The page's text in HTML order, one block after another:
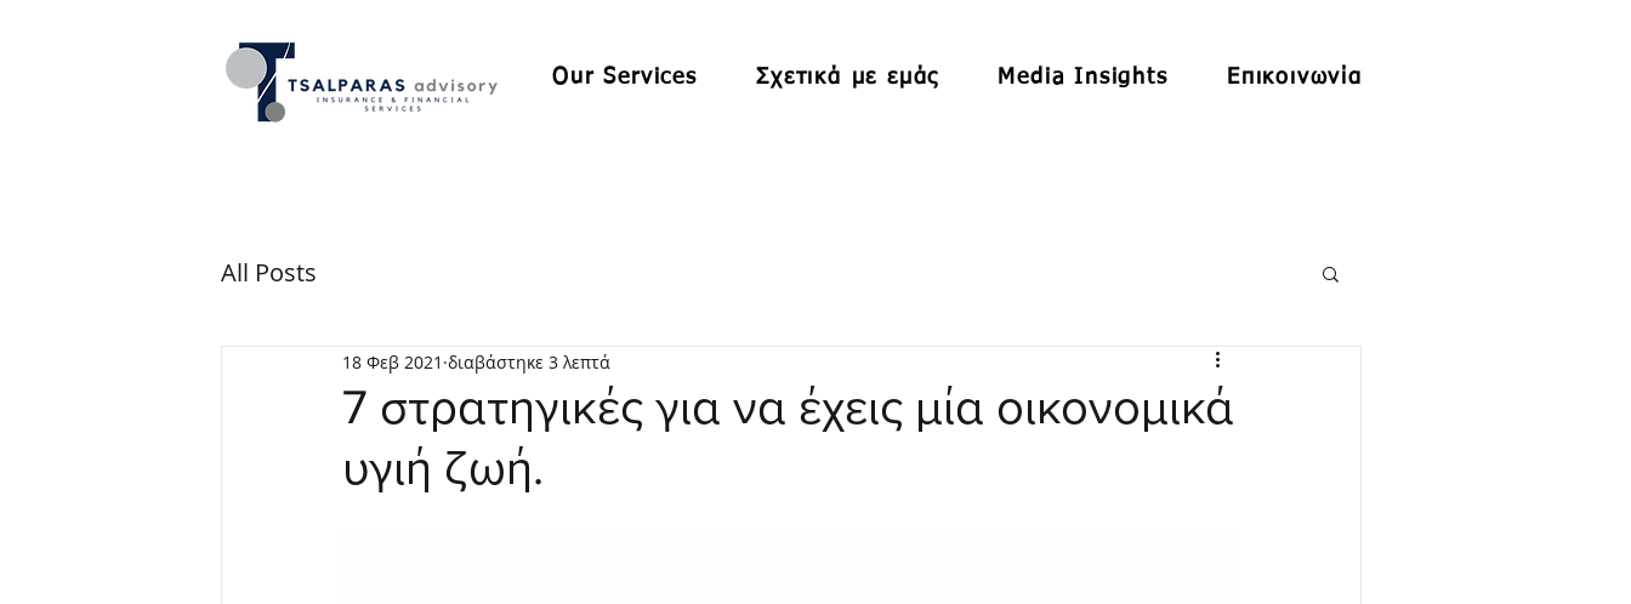
Our Services Σχετικά με εμάς Media Insights Επικοινωνία
All Posts
7 στρατηγικές για να έχεις μία οικονομικά
υγιή ζωή.
18 Φεβ 2021 διαβάστηκε 3 λεπτά